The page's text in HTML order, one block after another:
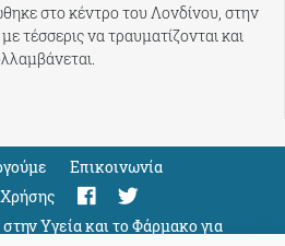
στο κέντρο του Λονδίνου, στην
τέσσερις να τραυματίζονται και
Eπικοινωνία
Υγεία και το Φάρμακο για